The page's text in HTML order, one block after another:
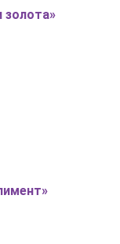
золота»